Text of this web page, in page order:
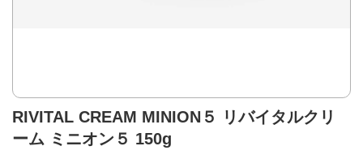
RIVITAL CREAM MINION５ リバイタルクリ
ーム ミニオン５ 150g